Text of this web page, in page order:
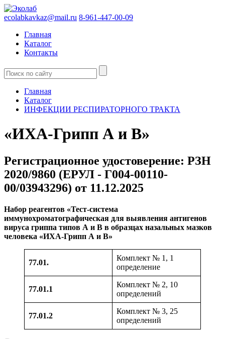
ecolabkavkaz@mail.ru 8-961-447-00-09
Главная
Каталог
Контакты
Главная
Каталог
ИНФЕКЦИИ РЕСПИРАТОРНОГО ТРАКТА
«ИХА-Грипп А и В»
Регистрационное удостоверение: РЗН
2020/9860 (ЕРУЛ - Г004-00110-
00/03943296) от 11.12.2025
Набор реагентов «Тест-система
иммунохроматографическая для выявления антигенов
вируса гриппа типов А и В в образцах назальных мазков
человека «ИХА-Грипп А и В»
77.01.
Комплект № 1, 1
определение
77.01.1
Комплект № 2, 10
определений
77.01.2
Комплект № 3, 25
определений